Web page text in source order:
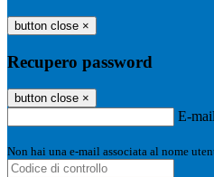
button close ×
Recupero password
button close ×
E-mail
Non hai una e-mail associata al nome